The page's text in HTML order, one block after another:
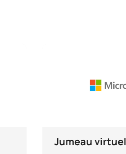
Jumeau virtuel